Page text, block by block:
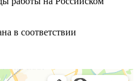
в соответствии